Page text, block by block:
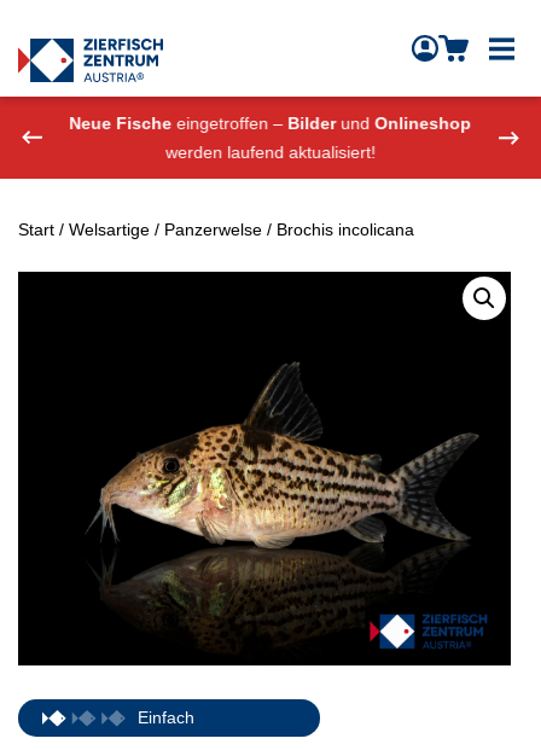
Zierfisch Aquarium Austria
Neue Fische eingetroffen – BilderundOnlineshop
werden laufend aktualisiert!
Start / Welsartige / Panzerwelse / Brochis incolicana
Einfach